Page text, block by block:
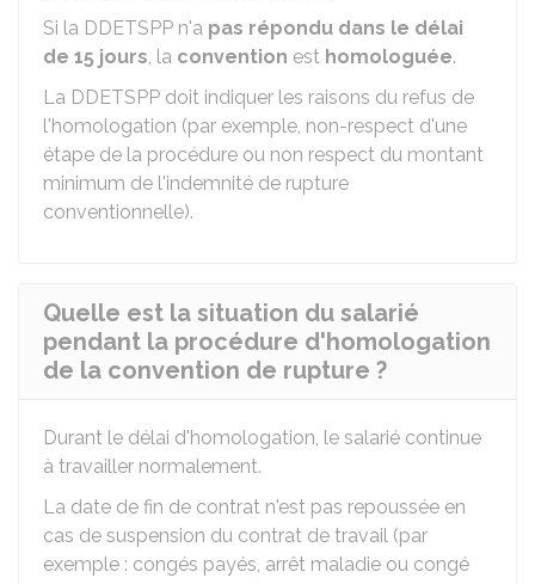
Si la DDETSPP n'a pas répondu dans le délai
de 15 jours, la convention est homologuée.
La DDETSPP doit indiquer les raisons du refus de
l'homologation (par exemple, non-respect d'une
étape de la procédure ou non respect du montant
minimum de l'indemnité de rupture
conventionnelle).
Quelle est la situation du salarié
pendant la procédure d'homologation
de la convention de rupture ?
Durant le délai d'homologation, le salarié continue
à travailler normalement.
La date de fin de contrat n'est pas repoussée en
cas de suspension du contrat de travail (par
exemple : congés payés, arrêt maladie ou congé